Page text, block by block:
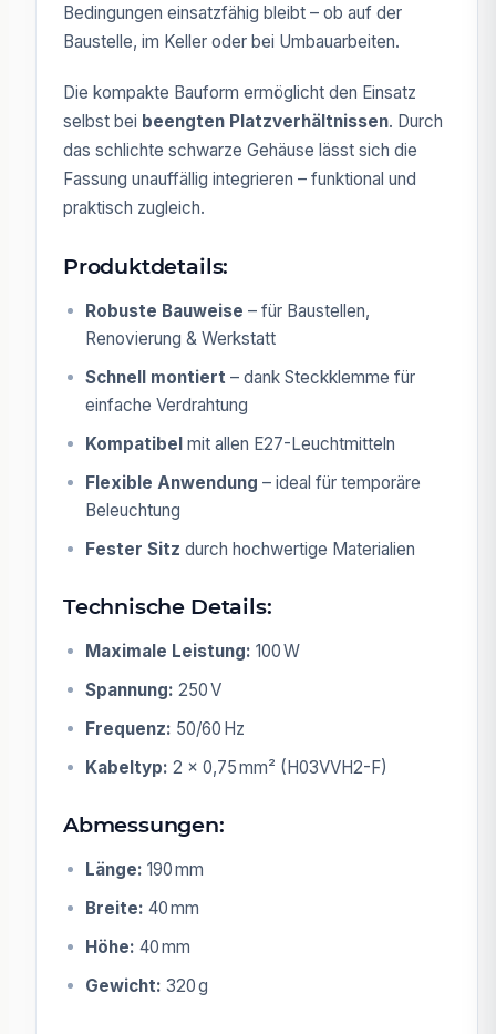
Bedingungen einsatzfähig bleibt – ob auf der
Baustelle, im Keller oder bei Umbauarbeiten.
Die kompakte Bauform ermöglicht den Einsatz
selbst bei beengten Platzverhältnissen. Durch
das schlichte schwarze Gehäuse lässt sich die
Fassung unauffällig integrieren – funktional und
praktisch zugleich.
Produktdetails:
Robuste Bauweise – für Baustellen,
Renovierung & Werkstatt
Schnell montiert – dank Steckklemme für
einfache Verdrahtung
Kompatibel mit allen E27-Leuchtmitteln
Flexible Anwendung – ideal für temporäre
Beleuchtung
Fester Sitz durch hochwertige Materialien
Technische Details:
Maximale Leistung: 100 W
Spannung: 250 V
Frequenz: 50/60 Hz
Kabeltyp: 2 × 0,75 mm² (H03VVH2-F)
Abmessungen:
Länge: 190 mm
Breite: 40 mm
Höhe: 40 mm
Gewicht: 320 g